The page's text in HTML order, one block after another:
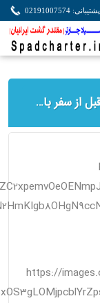
پشتیبانی: 02191007574
راهنمای کامل سفر به رشت | هرآنچه قبل از سفر باید بدانید